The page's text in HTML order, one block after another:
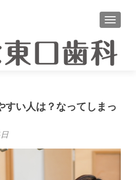
ナビゲ
すい人は？なってしまっ